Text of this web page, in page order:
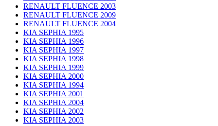
RENAULT FLUENCE 2003
RENAULT FLUENCE 2009
RENAULT FLUENCE 2004
KIA SEPHIA 1995
KIA SEPHIA 1996
KIA SEPHIA 1997
KIA SEPHIA 1998
KIA SEPHIA 1999
KIA SEPHIA 2000
KIA SEPHIA 1994
KIA SEPHIA 2001
KIA SEPHIA 2004
KIA SEPHIA 2002
KIA SEPHIA 2003